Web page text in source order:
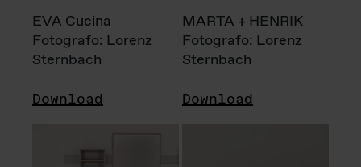
EVA Cucina
Fotografo: Lorenz
Sternbach
Download
MARTA + HENRIK
Fotografo: Lorenz
Sternbach
Download